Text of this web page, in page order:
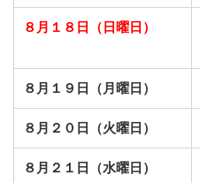
８月１８日（日曜日）
８月１９日（月曜日）
８月２０日（火曜日）
８月２１日（水曜日）